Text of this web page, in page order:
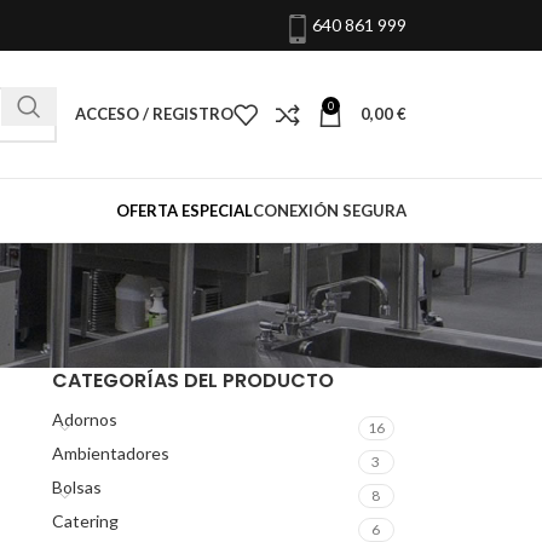
640 861 999
ACCESO / REGISTRO 0 0,00€
OFERTA ESPECIALCONEXIÓN SEGURA
CATEGORÍAS DEL PRODUCTO
Adornos 16
Ambientadores 3
Bolsas 8
Catering 6